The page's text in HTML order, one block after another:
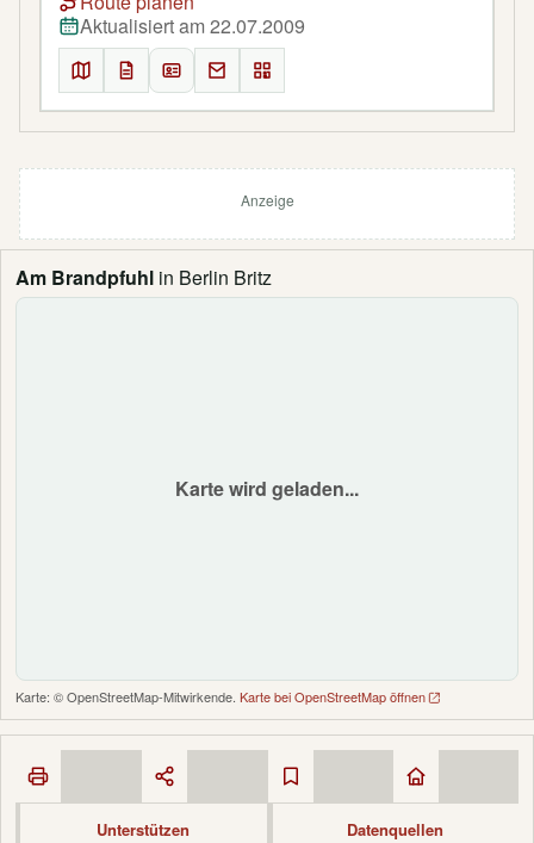
Am Brandpfuhl in Berlin Britz
Karte wird geladen...
Karte: © OpenStreetMap-Mitwirkende. Karte bei OpenStreetMap öffnen
Unterstützen Datenquellen
Aktualisiert am 22.07.2009
Anzeige